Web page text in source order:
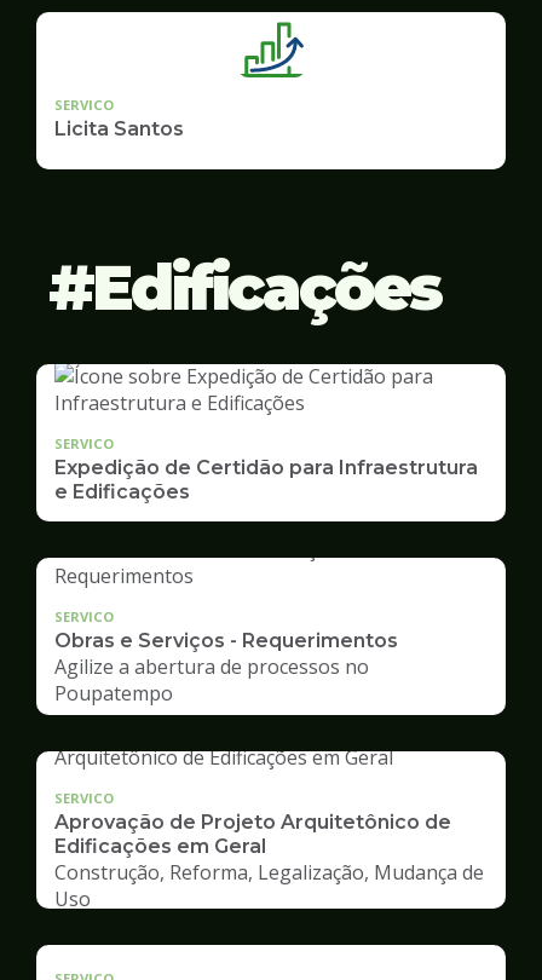
SERVICO
Licita Santos
Edificações
SERVICO
Expedição de Certidão para Infraestrutura
e Edificações
SERVICO
Obras e Serviços - Requerimentos
Agilize a abertura de processos no
Poupatempo
SERVICO
Aprovação de Projeto Arquitetônico de
Edificações em Geral
Construção, Reforma, Legalização, Mudança de
Uso